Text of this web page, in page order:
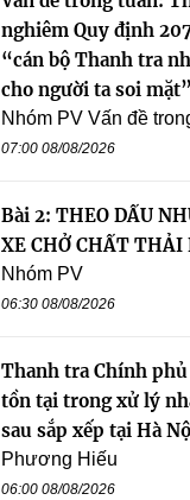
nghiêm Quy định
“cán bộ Thanh tra
cho người ta soi mặt”
Nhóm PV Vấn đề
07:00 08/08/2026
Bài 2: THEO DẤU
XE CHỞ CHẤT THẢI
Nhóm PV
06:30 08/08/2026
Thanh tra Chính
tồn tại trong xử lý
sau sắp xếp tại Hà
Phương Hiếu
06:00 08/08/2026